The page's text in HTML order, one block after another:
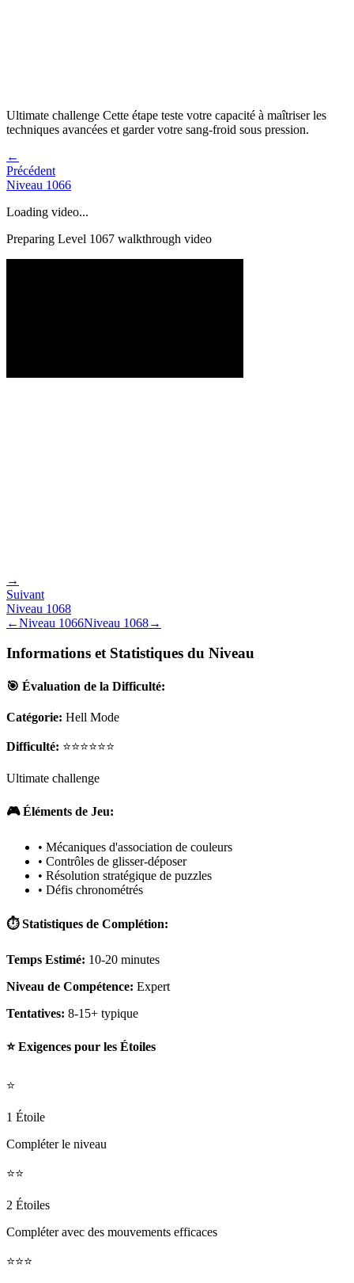
Ultimate challenge Cette étape teste votre capacité à maîtriser les
techniques avancées et garder votre sang-froid sous pression.
←
Précédent
Niveau 1066
Loading video...
Preparing Level 1067 walkthrough video
→
Suivant
Niveau 1068
←Niveau 1066Niveau 1068→
Informations et Statistiques du Niveau
🎯 Évaluation de la Difficulté:
Catégorie: Hell Mode
Difficulté: ⭐⭐⭐⭐⭐⭐
Ultimate challenge
🎮 Éléments de Jeu:
• Mécaniques d'association de couleurs
• Contrôles de glisser-déposer
• Résolution stratégique de puzzles
• Défis chronométrés
⏱️ Statistiques de Complétion:
Temps Estimé: 10-20 minutes
Niveau de Compétence: Expert
Tentatives: 8-15+ typique
⭐ Exigences pour les Étoiles
⭐
1 Étoile
Compléter le niveau
⭐⭐
2 Étoiles
Compléter avec des mouvements efficaces
⭐⭐⭐